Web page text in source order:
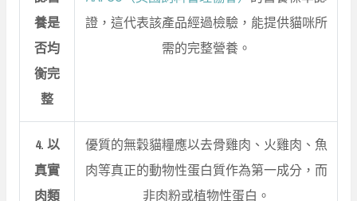
養是
否均
衡完
整
證，這代表該產品經過檢驗，能提供貓咪所
需的完整營養。
4. 以
真實
肉類
優質的無穀貓糧應以去骨雞肉、火雞肉、魚
肉等真正的動物性蛋白質作為第一成分，而
非肉粉或植物性蛋白。